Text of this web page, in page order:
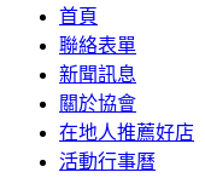
首頁
聯絡表單
新聞訊息
關於協會
在地人推薦好店
活動行事曆